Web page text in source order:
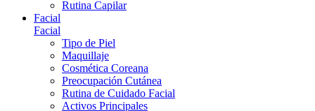
Rutina Capilar
Facial
Facial
Tipo de Piel
Maquillaje
Cosmética Coreana
Preocupación Cutánea
Rutina de Cuidado Facial
Activos Principales